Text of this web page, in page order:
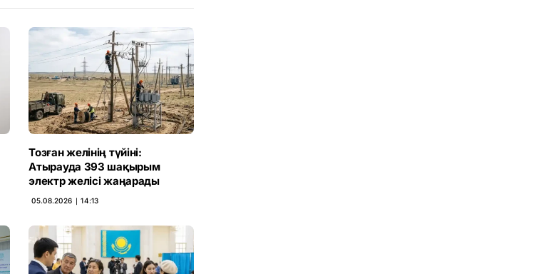
Тозған желінің түйіні:
Атырауда 393 шақырым
электр желісі жаңарады
05.08.2026 ∣ 14:13